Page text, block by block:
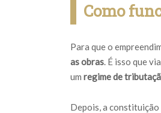
Como
Para que o
as obras. É isso que
um regime de
Depois, a